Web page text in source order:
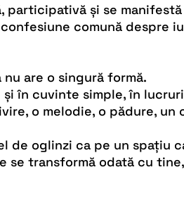
participativă și se
comună despre
are o singură formă.
în cuvinte simple, în
o melodie, o pădure, un
de oglinzi ca pe un spațiu
se transformă odată cu